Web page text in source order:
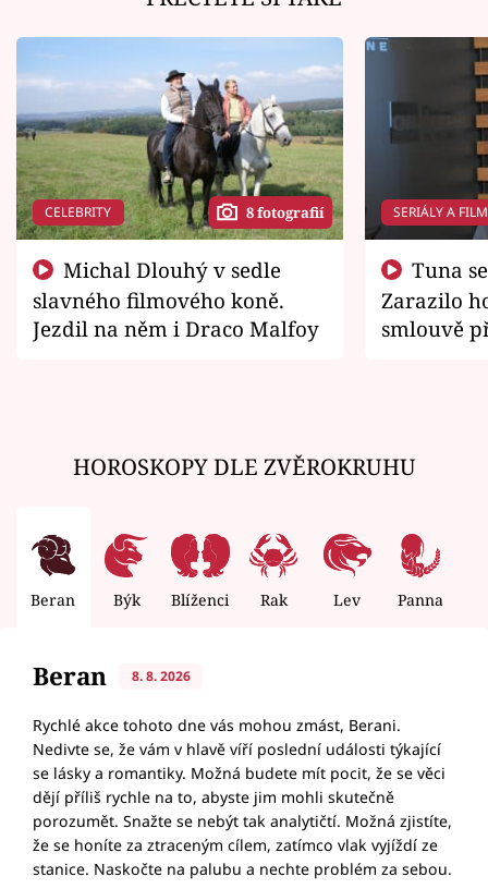
CELEBRITY 8 fotografií
slavného filmového koně.
Jezdil na něm i Draco Malfoy
SERIÁLY A
Zarazilo
smlouvě
HOROSKOPY DLE ZVĚROKRUHU
Beran Býk Blíženci Rak Lev Panna
Beran 8. 8. 2026
Rychlé akce tohoto dne vás mohou zmást, Berani.
Nedivte se, že vám v hlavě víří poslední události týkající
se lásky a romantiky. Možná budete mít pocit, že se věci
dějí příliš rychle na to, abyste jim mohli skutečně
porozumět. Snažte se nebýt tak analytičtí. Možná zjistíte,
že se honíte za ztraceným cílem, zatímco vlak vyjíždí ze
stanice. Naskočte na palubu a nechte problém za sebou.